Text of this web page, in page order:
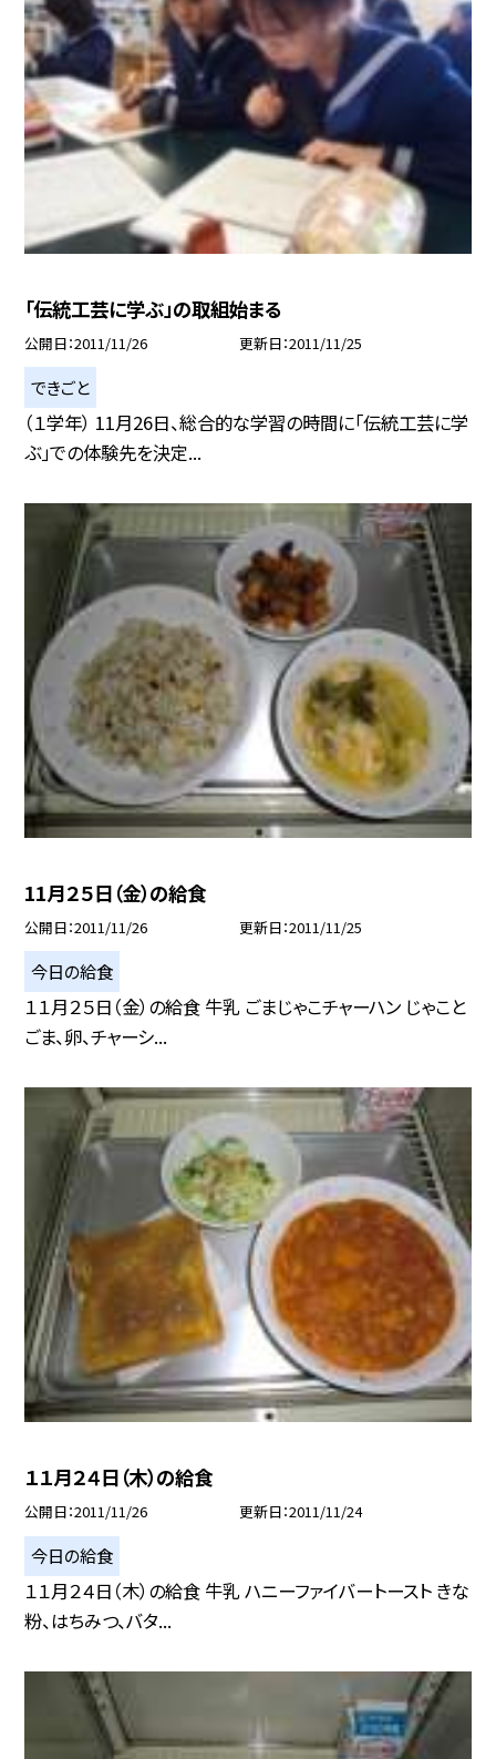
「伝統工芸に学ぶ」の取組始まる
公開日 2011/11/26 更新日 2011/11/25
できごと
（１学年） 11月26日、総合的な学習の時間に「伝統工芸に学
ぶ」での体験先を決定...
11月２５日（金）の給食
公開日 2011/11/26 更新日 2011/11/25
今日の給食
１１月２５日（金）の給食 牛乳 ごまじゃこチャーハン じゃこと
ごま、卵、チャーシ...
１１月２４日（木）の給食
公開日 2011/11/26 更新日 2011/11/24
今日の給食
１１月２４日（木）の給食 牛乳 ハニーファイバートースト きな
粉、はちみつ、バタ...